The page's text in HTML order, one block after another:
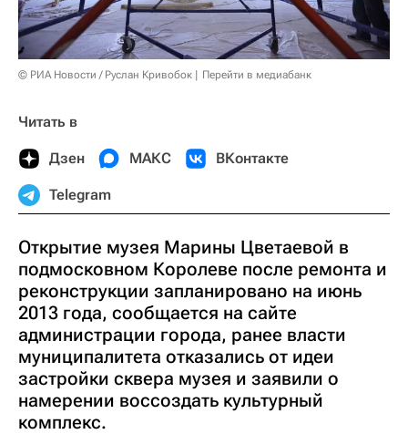
© РИА Новости / Руслан Кривобок Перейти в медиабанк
Читать в
Дзен МАКС ВКонтакте
Telegram
Открытие музея Марины Цветаевой в
подмосковном Королеве после ремонта и
реконструкции запланировано на июнь
2013 года, сообщается на сайте
администрации города, ранее власти
муниципалитета отказались от идеи
застройки сквера музея и заявили о
намерении воссоздать культурный
комплекс.